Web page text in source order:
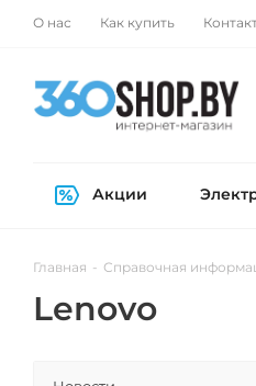
О нас Как купить
Акции
Главная - Справочная
Lenovo